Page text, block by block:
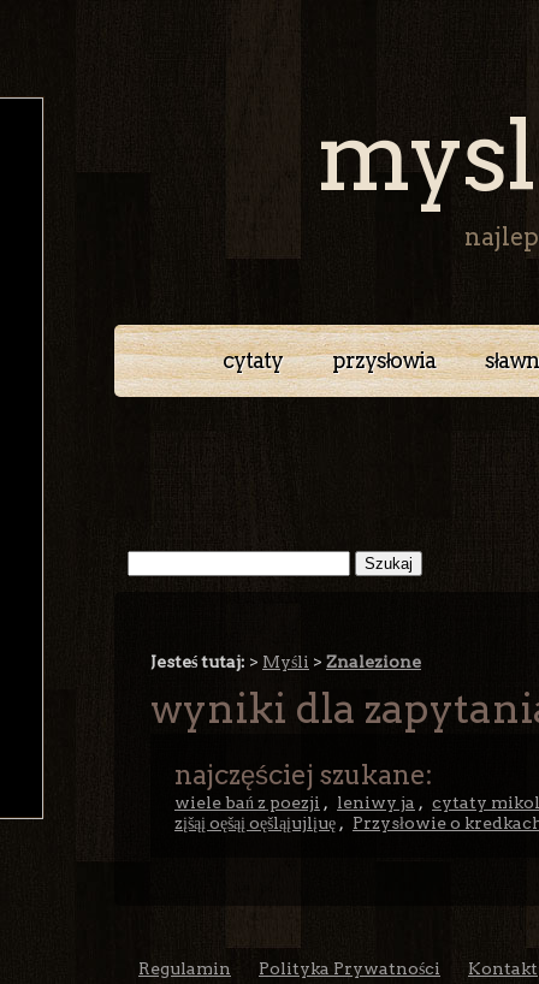
cytaty przysłowia
Jesteś tutaj: > Myśli > Znalezione
wyniki dla
najczęściej szukane:
wiele bań z poezji , leniwy ja , cytaty
zįšąį oęšąį oęšląįujlįuę , Przysłowie o
Regulamin Polityka Prywatności Kontakt